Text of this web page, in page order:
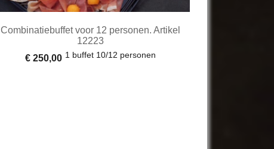
Combinatiebuffet voor 12 personen. Artikel
12223
€ 250,00 1 buffet 10/12 personen